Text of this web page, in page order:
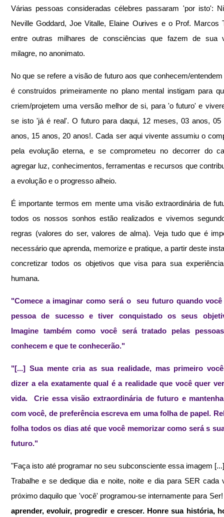
Várias pessoas consideradas célebres passaram 'por isto':
Neville Goddard, Joe Vitalle, Elaine Ourives e o Prof. Marcos
entre outras milhares de consciências que fazem de sua
milagre, no anonimato.
No que se refere a visão de futuro aos que conhecem/
é construídos primeiramente no plano mental instigam para
criem/projetem uma versão melhor de si, para 'o futuro' e
se isto 'já é real'. O futuro para daqui, 12 meses, 03 anos, 05
anos, 15 anos, 20 anos!. Cada ser aqui vivente assumiu o
pela evolução eterna, e se comprometeu no decorrer do
agregar luz, conhecimentos, ferramentas e recursos que
a evolução e o progresso alheio.
É importante termos em mente uma visão extraordinária de
todos os nossos sonhos estão realizados e vivemos
regras (valores do ser, valores de alma). Veja tudo que é
necessário que aprenda, memorize e pratique, a partir deste
concretizar todos os objetivos que visa para sua
humana.
"Comece a imaginar como será o  seu futuro quando
pessoa de sucesso e tiver conquistado os seus
Imagine também como você será tratado pelas
conhecem e que te conhecerão."
"[...] Sua mente cria as sua realidade, mas primeiro
dizer a ela exatamente qual é a realidade que você quer
vida.  Crie essa visão extraordinária de futuro e
com você, de preferência escreva em uma folha de papel.
folha todos os dias até que você memorizar como será s
futuro."
"Faça isto até programar no seu subconsciente essa imagem
Trabalhe e se dedique dia e noite, noite e dia para SER cada
próximo daquilo que 'você' programou-se internamente para
aprender, evoluir, progredir e crescer. Honre sua história,